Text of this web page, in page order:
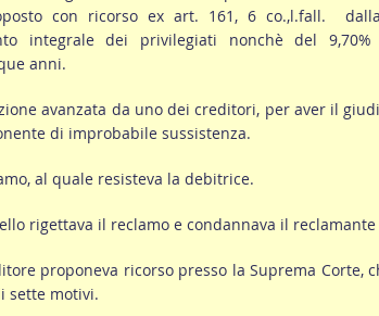
con ricorso ex art. 161, 6 co.,l.fall.
integrale dei privilegiati nonchè del
anni.
avanzata da uno dei creditori, per aver il
di improbabile sussistenza.
al quale resisteva la debitrice.
rigettava il reclamo e condannava il
proponeva ricorso presso la Suprema Corte,
sette motivi.